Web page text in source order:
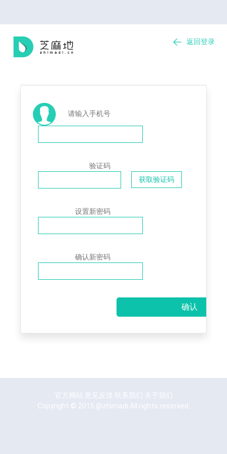
返回登录
请输入手机号
验证码
设置新密码
确认新密码
官方网站 意见反馈 联系我们
关于我们
Copyright © 2015.@zhimadi All rights reserved.